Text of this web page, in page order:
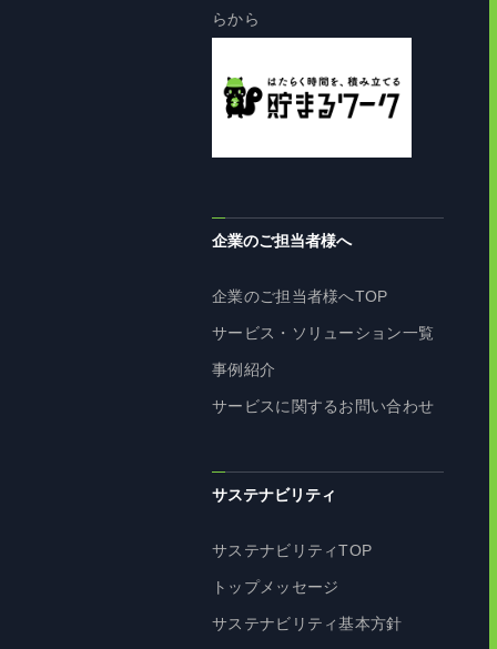
らから
企業のご担当者様へ
企業のご担当者様へTOP
サービス・ソリューション一覧
事例紹介
サービスに関するお問い合わせ
サステナビリティ
サステナビリティTOP
トップメッセージ
サステナビリティ基本方針